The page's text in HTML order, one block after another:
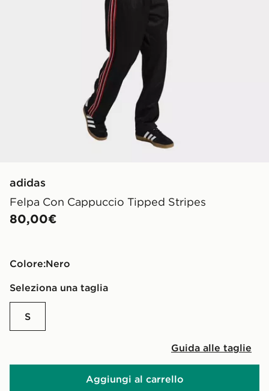
adidas
Felpa Con Cappuccio Tipped Stripes
80,00€
Colore:
nero
Seleziona una taglia
S
Guida alle taglie
Aggiungi al carrello